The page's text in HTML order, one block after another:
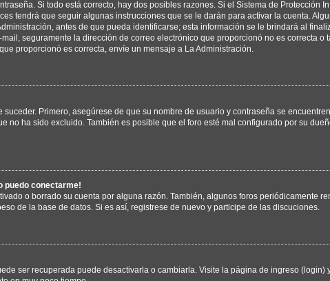
Si todo está correcto, hay dos posibles razones. Si el Sistema de Protección
tendrá que seguir algunas instrucciones que se le darán para activar la cuenta.
antes de que pueda identificarse; esta información se le brindará al
seguramente la dirección de correo electrónico que proporcionó no es correcta o
proporcionó es correcta, envíe un mensaje a La Administración.
Primero, asegúrese de que su nombre de usuario y contraseña se
no ha sido excluido. También es posible que el foro esté mal configurado por su
puedo conectarme!
o borrado su cuenta por alguna razón. También, algunos foros periódicamente
de la base de datos. Si es así, registrese de nuevo y participe de las discuciones.
ser recuperada puede desactivarla o cambiarla. Visite la página de ingreso (login)